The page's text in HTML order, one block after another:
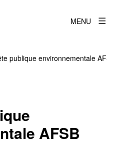
MENU
publique environnementale AFSB
AFSB